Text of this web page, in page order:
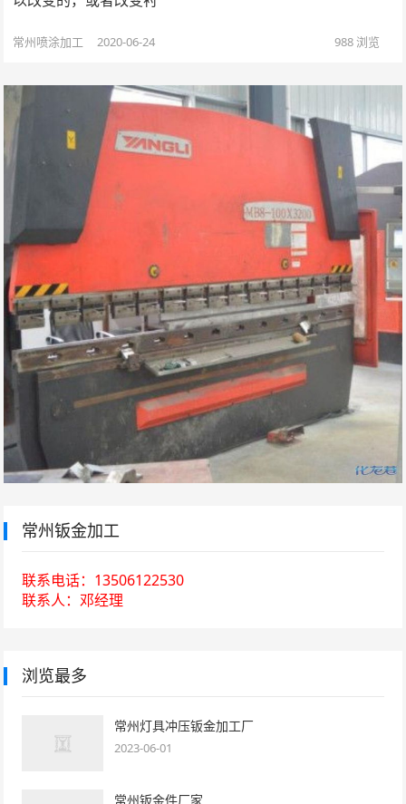
常州喷涂加工 2020-06-24 988浏览
常州钣金加工
联系电话：13506122530
联系人：邓经理
浏览最多
常州灯具冲压钣金加工厂
2023-06-01
常州钣金件厂家